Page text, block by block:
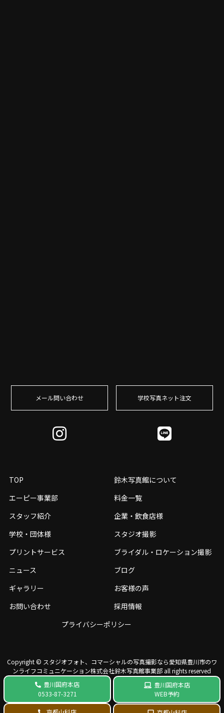
豊川国府本店
0533-87-3271
豊川国府本店
WEB予約
メール問い合わせ 学校写真ネット注⽂
TOP
鈴木写真館について
エーピー事業部
料金一覧
スタッフ紹介
企業・飲食店様
学校・団体様
スタジオ撮影
プリントサービス
ブライダル・ロケーション撮影
ニュース
ブログ
ギャラリー
お客様の声
お問い合わせ
採用情報
プライバシーポリシー
Copyright © スタジオフォト、コマーシャルの写真撮影なら愛知県豊川市のワ
ンライフコミュニケーション株式会社鈴⽊写真館事業部 all rights reserved